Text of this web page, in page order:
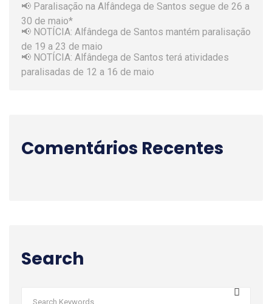
📢 Paralisação na Alfândega de Santos segue de 26 a
📢 NOTÍCIA: Alfândega de Santos mantém paralisação
📢 NOTÍCIA: Alfândega de Santos terá atividades
Comentários Recentes
Search